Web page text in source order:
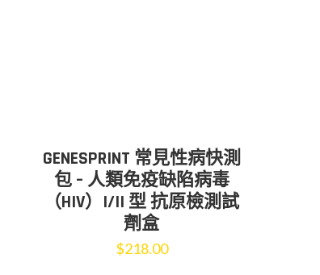
GENESPRINT 常見性病快測
包 – 人類免疫缺陷病毒
（HIV）I/II 型 抗原檢測試
劑盒
$218.00